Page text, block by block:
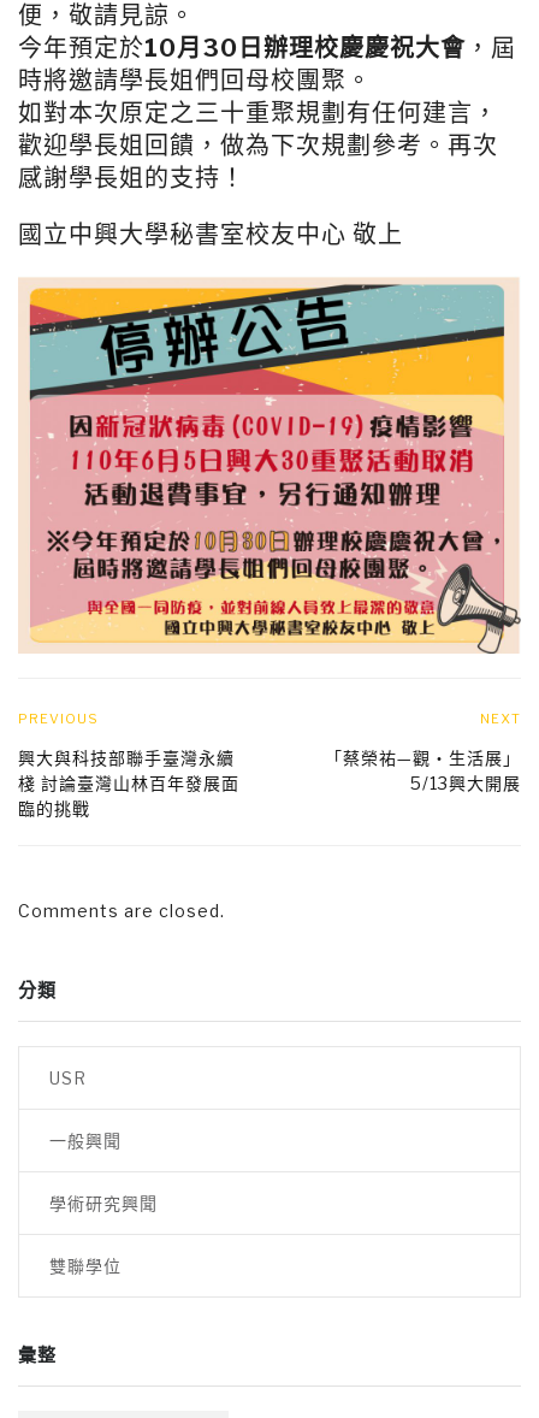
便，敬請見諒。
今年預定於10月30日辦理校慶慶祝大會 ，屆
時將邀請學長姐們回母校團聚。
如對本次原定之三十重聚規劃有任何建言，
歡迎學長姐回饋，做為下次規劃參考。再次
感謝學長姐的支持！
國立中興大學秘書室校友中心 敬上
PREVIOUS
興大與科技部聯手臺灣永續
棧 討論臺灣山林百年發展面
臨的挑戰
NEXT
「蔡榮祐—觀・生活展」
5/13興大開展
Comments are closed.
分類
USR
一般興聞
學術研究興聞
雙聯學位
彙整